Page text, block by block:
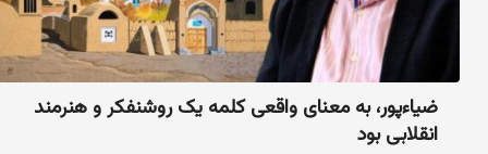
ضیاء‌پور، به معنای واقعی کلمه یک روشنفکر و هنرمند
انقلابی بود